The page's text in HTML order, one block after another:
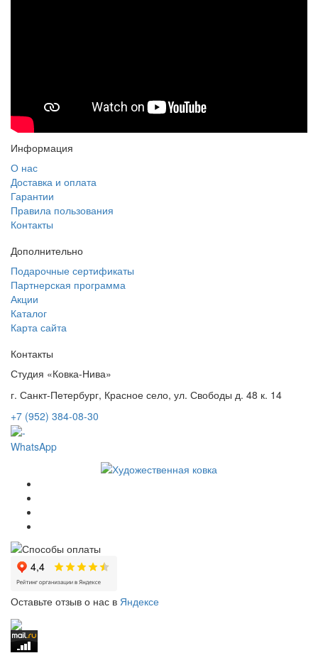
Информация
О нас
Доставка и оплата
Гарантии
Правила пользования
Контакты
Дополнительно
Подарочные сертификаты
Партнерская программа
Акции
Каталог
Карта сайта
Контакты
Студия «Ковка-Нива»
г. Санкт-Петербург, Красное село, ул. Свободы д. 48 к. 14
+7 (952) 384-08-30
WhatsApp
Оставьте отзыв о нас в Яндексе